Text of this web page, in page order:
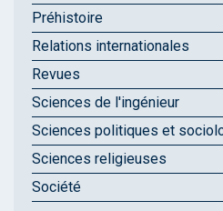
Préhistoire
Relations internationales
Revues
Sciences de l'ingénieur
Sciences politiques et
Sciences religieuses
Société